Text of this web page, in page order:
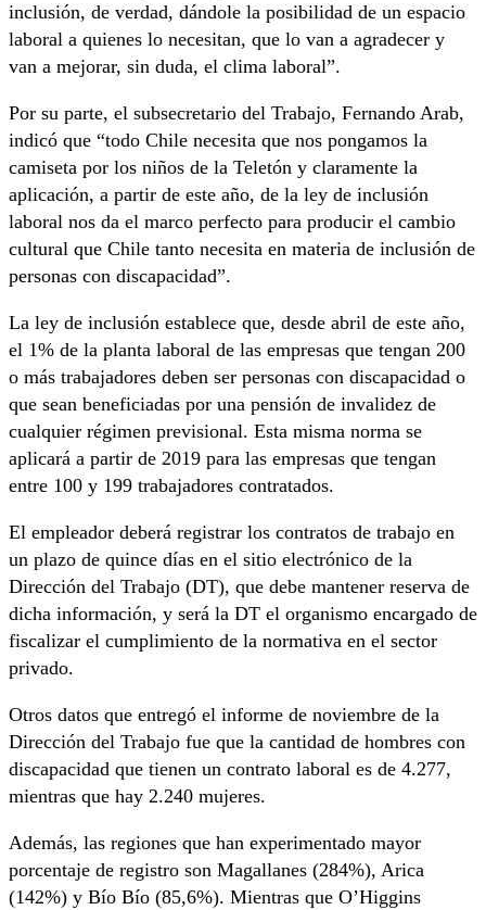
inclusión, de verdad, dándole la posibilidad de un espacio
laboral a quienes lo necesitan, que lo van a agradecer y
van a mejorar, sin duda, el clima laboral”.
Por su parte, el subsecretario del Trabajo, Fernando Arab,
indicó que “todo Chile necesita que nos pongamos la
camiseta por los niños de la Teletón y claramente la
aplicación, a partir de este año, de la ley de inclusión
laboral nos da el marco perfecto para producir el cambio
cultural que Chile tanto necesita en materia de inclusión de
personas con discapacidad”.
La ley de inclusión establece que, desde abril de este año,
el 1% de la planta laboral de las empresas que tengan 200
o más trabajadores deben ser personas con discapacidad o
que sean beneficiadas por una pensión de invalidez de
cualquier régimen previsional. Esta misma norma se
aplicará a partir de 2019 para las empresas que tengan
entre 100 y 199 trabajadores contratados.
El empleador deberá registrar los contratos de trabajo en
un plazo de quince días en el sitio electrónico de la
Dirección del Trabajo (DT), que debe mantener reserva de
dicha información, y será la DT el organismo encargado de
fiscalizar el cumplimiento de la normativa en el sector
privado.
Otros datos que entregó el informe de noviembre de la
Dirección del Trabajo fue que la cantidad de hombres con
discapacidad que tienen un contrato laboral es de 4.277,
mientras que hay 2.240 mujeres.
Además, las regiones que han experimentado mayor
porcentaje de registro son Magallanes (284%), Arica
(142%) y Bío Bío (85,6%). Mientras que O’Higgins